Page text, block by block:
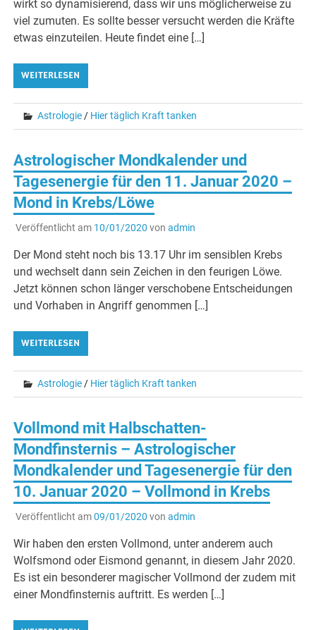
wirkt so dynamisierend, dass wir uns möglicherweise zu
viel zumuten. Es sollte besser versucht werden die Kräfte
etwas einzuteilen. Heute findet eine […]
WEITERLESEN
Astrologie/ Hier täglich Kraft tanken
Astrologischer Mondkalender und
Tagesenergie für den 11. Januar 2020 –
Mond in Krebs/Löwe
Veröffentlicht am 10/01/2020 von admin
Der Mond steht noch bis 13.17 Uhr im sensiblen Krebs
und wechselt dann sein Zeichen in den feurigen Löwe.
Jetzt können schon länger verschobene Entscheidungen
und Vorhaben in Angriff genommen […]
WEITERLESEN
Astrologie / Hier täglich Kraft tanken
Vollmond mit Halbschatten-
Mondfinsternis – Astrologischer
Mondkalender und Tagesenergie für den
10. Januar 2020 – Vollmond in Krebs
Veröffentlicht am09/01/2020 von admin
Wir haben den ersten Vollmond, unter anderem auch
Wolfsmond oder Eismond genannt, in diesem Jahr 2020.
Es ist ein besonderer magischer Vollmond der zudem mit
einer Mondfinsternis auftritt. Es werden […]